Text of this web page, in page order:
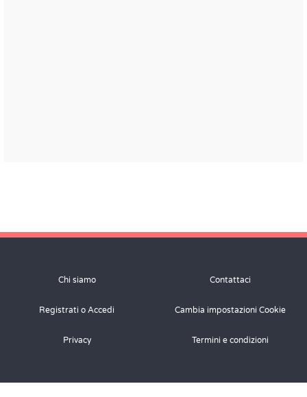
Chi siamo Contattaci
Registrati o Accedi Cambia impostazioni Cookie
Privacy Termini e condizioni